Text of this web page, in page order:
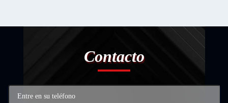
Contacto